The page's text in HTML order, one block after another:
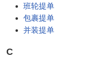
班轮提单
包裹提单
并装提单
C